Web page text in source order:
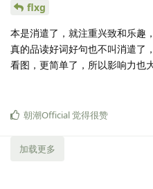
flxg
本是消遣了，就注重兴致和乐趣
真的品读好词好句也不叫消遣了
看图，更简单了，所以影响力也
朝潮Official觉得很赞
加载更多